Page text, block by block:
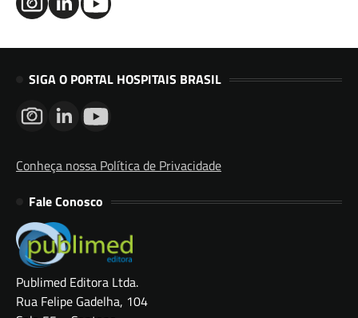
SIGA O PORTAL HOSPITAIS BRASIL
Conheça nossa Política de Privacidade
Fale Conosco
Publimed Editora Ltda.
Rua Felipe Gadelha, 104